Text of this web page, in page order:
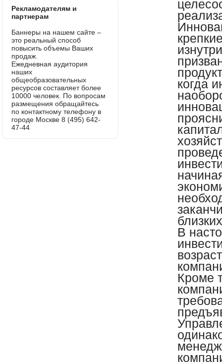
когда
В
Кроме
Рекламодателям и
партнерам
Баннеры на нашем сайте –
это реальный способ
повысить объемы Ваших
продаж.
Ежедневная аудитория
наших
общеобразовательных
ресурсов составляет более
10000 человек. По вопросам
размещения обращайтесь
по контактному телефону в
городе Москве 8 (495) 642-
47-44